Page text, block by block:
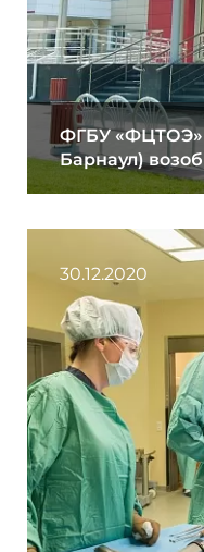
ФГБУ «ФЦТОЭ»
Барнаул)
30.12.2020